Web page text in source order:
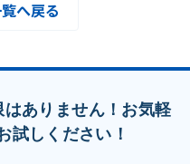
へ戻る
ありません！お気軽
試しください！